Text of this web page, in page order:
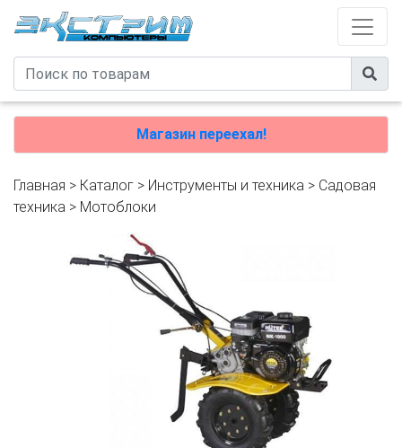
Магазин переехал!
Главная > Каталог > Инструменты и техника > Садовая
техника > Мотоблоки